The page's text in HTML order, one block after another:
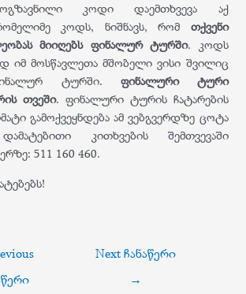
კოდი დაემთხვევა აქ
კოდს, ნიშნავს, რომ თქვენი
მიიღებს ფინალურ ტურში. კოდს
იმ მოსწავლეთა მშობელი ვისი შვილიც
ტურში. ფინალური ტური
თვეში. ფინალური ტურის ჩატარების
გამოქვეყნდება ამ ვებგვერდზე ცოტა
კითხვების შემთვევაში
511 160 460.
Next ჩანაწერი
→